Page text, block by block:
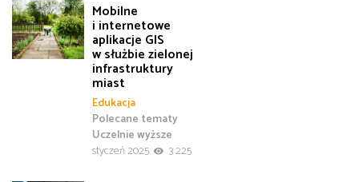
Mobilne
i internetowe
aplikacje GIS
w służbie zielonej
infrastruktury
miast
Edukacja
Polecane tematy
Uczelnie wyższe
styczeń 2025
3 225